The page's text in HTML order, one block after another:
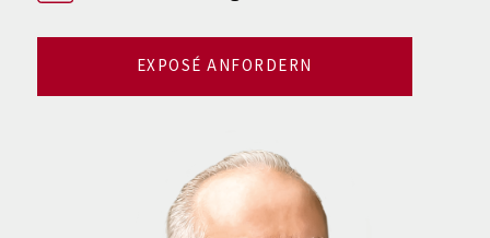
EXPOSÉ ANFORDERN